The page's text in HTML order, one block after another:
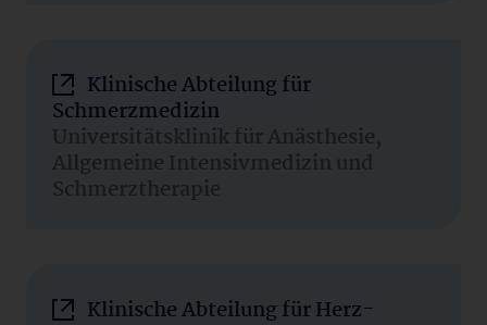
Klinische Abteilung für
Schmerzmedizin
Universitätsklinik für Anästhesie,
Allgemeine Intensivmedizin und
Schmerztherapie
Klinische Abteilung für Herz-